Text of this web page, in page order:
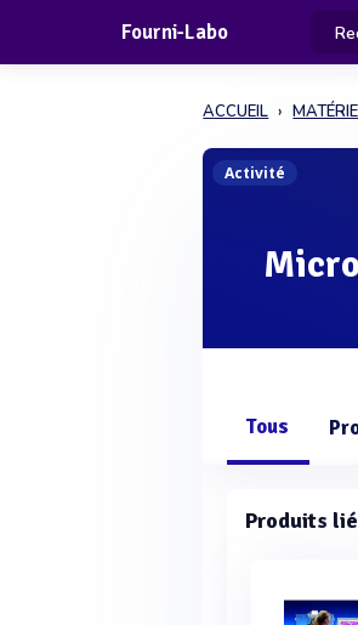
Fourni-Labo
ACCUEIL
Activité
Tous
Produits